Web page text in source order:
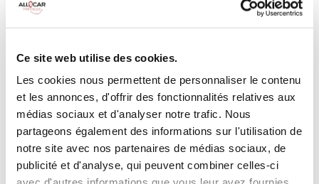
Ce site web utilise des cookies.
Les cookies nous permettent de personnaliser le contenu
et les annonces, d'offrir des fonctionnalités relatives aux
médias sociaux et d'analyser notre trafic. Nous
partageons également des informations sur l'utilisation de
notre site avec nos partenaires de médias sociaux, de
publicité et d'analyse, qui peuvent combiner celles-ci
Galerie de toit Habillage Bois
Camera de recul
Cloison de
INCLUS À LA LOCATION
Killométrage illimité
Assurance tous risques (hors franchise)